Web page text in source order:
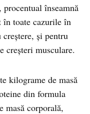
înseamnă
în toate cazurile în
și pentru
creșteri musculare.
kilograme de masă
din formula
masă corporală,